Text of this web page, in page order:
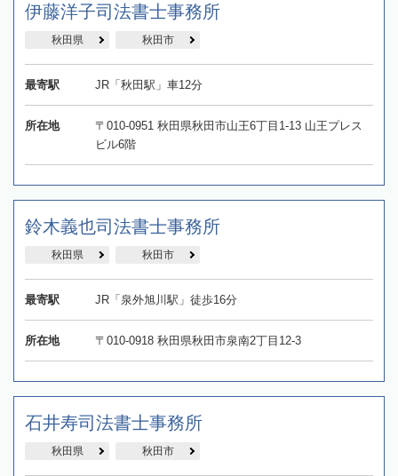
伊藤洋子司法書士事務所
秋田県 秋田市
最寄駅 JR「秋田駅」車12分
所在地
〒010-0951 秋田県秋田市山王6丁目1-13 山王プレス
ビル6階
鈴木義也司法書士事務所
秋田県 秋田市
最寄駅 JR「泉外旭川駅」徒歩16分
所在地 〒010-0918 秋田県秋田市泉南2丁目12-3
石井寿司法書士事務所
秋田県 秋田市